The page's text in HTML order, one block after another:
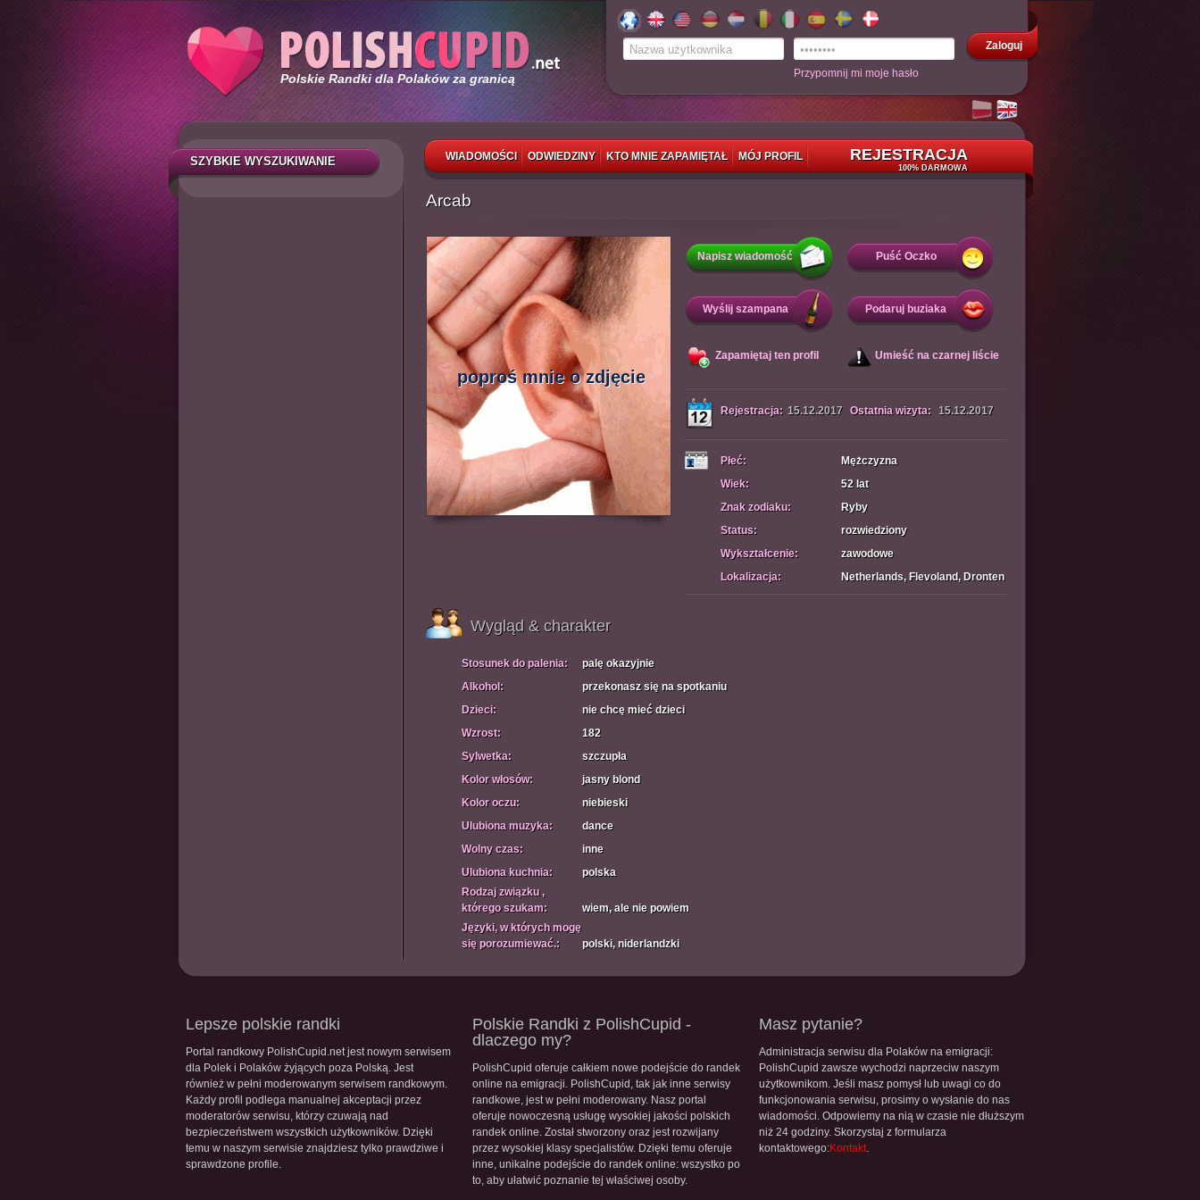
Polskie Randki dla Polaków za granicą
Zaloguj
Przypomnij mi moje hasło
WIADOMOŚCI ODWIEDZINY KTO MNIE ZAPAMIĘTAŁ MÓJ PROFIL REJESTRACJA
100% DARMOWA
SZYBKIE WYSZUKIWANIE
Arcab
poproś mnie o zdjęcie
Napisz wiadomość Puść Oczko
Wyślij szampana Podaruj buziaka
Zapamiętaj ten profil Umieść na czarnej liście
Rejestracja: 15.12.2017 Ostatnia wizyta: 15.12.2017
Płeć:
Mężczyzna
Wiek:
52 lat
Znak zodiaku:
Ryby
Status:
rozwiedziony
Wykształcenie:
zawodowe
Lokalizacja:
Netherlands, Flevoland, Dronten
Wygląd & charakter
Stosunek do palenia:
palę okazyjnie
Alkohol:
przekonasz się na spotkaniu
Dzieci:
nie chcę mieć dzieci
Wzrost:
182
Sylwetka:
szczupła
Kolor włosów:
jasny blond
Kolor oczu:
niebieski
Ulubiona muzyka:
dance
Wolny czas:
inne
Ulubiona kuchnia:
polska
Rodzaj związku ,
którego szukam:
wiem, ale nie powiem
Języki, w których mogę
się porozumiewać.:
polski, niderlandzki
Lepsze polskie randki
Portal randkowy PolishCupid.net jest nowym serwisem
dla Polek i Polaków żyjących poza Polską. Jest
również w pełni moderowanym serwisem randkowym.
Każdy profil podlega manualnej akceptacji przez
moderatorów serwisu, którzy czuwają nad
bezpieczeństwem wszystkich użytkowników. Dzięki
temu w naszym serwisie znajdziesz tylko prawdziwe i
sprawdzone profile.
Polskie Randki z PolishCupid -
dlaczego my?
PolishCupid oferuje całkiem nowe podejście do randek
online na emigracji. PolishCupid, tak jak inne serwisy
randkowe, jest w pełni moderowany. Nasz portal
oferuje nowoczesną usługę wysokiej jakości polskich
randek online. Został stworzony oraz jest rozwijany
przez wysokiej klasy specjalistów. Dzięki temu oferuje
inne, unikalne podejście do randek online: wszystko po
to, aby ułatwić poznanie tej właściwej osoby.
Masz pytanie?
Administracja serwisu dla Polaków na emigracji:
PolishCupid zawsze wychodzi naprzeciw naszym
użytkownikom. Jeśli masz pomysł lub uwagi co do
funkcjonowania serwisu, prosimy o wysłanie do nas
wiadomości. Odpowiemy na nią w czasie nie dłuższym
niż 24 godziny. Skorzystaj z formularza
kontaktowego:Kontakt.